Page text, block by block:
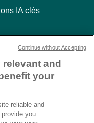
IA clés
and
your
reliable and
you
Continue without Accepting